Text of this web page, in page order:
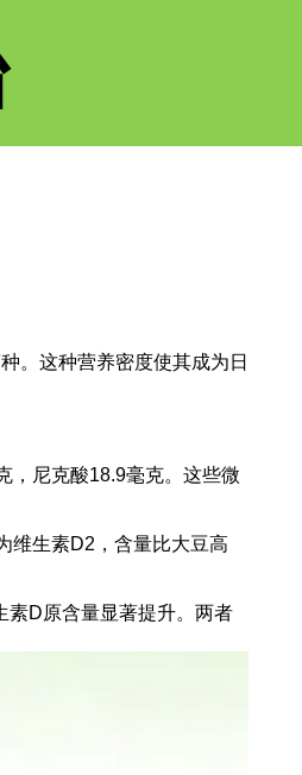
。这种营养密度使其成为日
，尼克酸18.9毫克。这些微
维生素D2，含量比大豆高
素D原含量显著提升。两者